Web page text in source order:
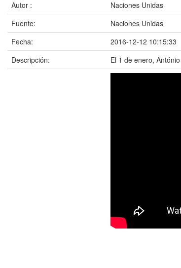
Autor :
Naciones Unidas
Fuente:
Naciones Unidas
Fecha:
2016-12-12 10:15:33
Descripción:
El 1 de enero,